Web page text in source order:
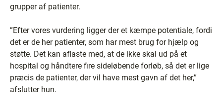
grupper af patienter.
”Efter vores vurdering ligger der et kæmpe potentiale, fordi
det er de her patienter, som har mest brug for hjælp og
støtte. Det kan aflaste med, at de ikke skal ud på et
hospital og håndtere fire sideløbende forløb, så det er lige
præcis de patienter, der vil have mest gavn af det her,”
afslutter hun.